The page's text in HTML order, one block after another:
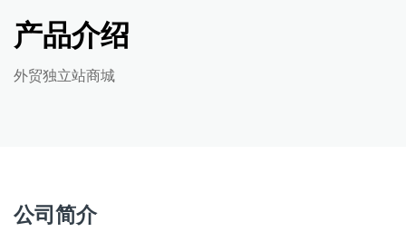
产品介绍
外贸独立站商城
公司简介